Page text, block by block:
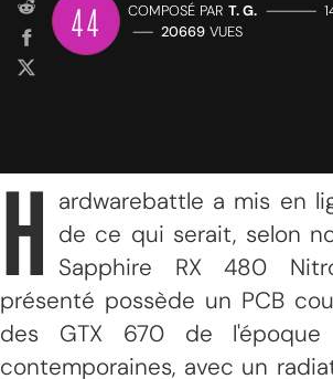
44 COMPOSÉ PAR T. G. —————
—— 20669 VUES
H ardwarebattle a mis en
de ce qui serait, selon
Sapphire RX 480
présenté possède un PCB
des GTX 670 de
contemporaines, avec un